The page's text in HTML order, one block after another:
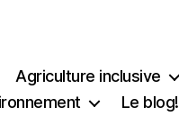
Agriculture inclusive
Le blog!